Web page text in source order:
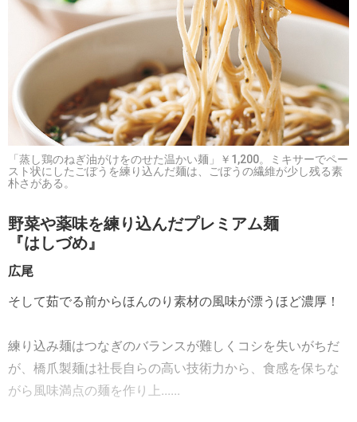
「蒸し鶏のねぎ油がけをのせた温かい麺」￥1,200。ミキサーでペー
スト状にしたごぼうを練り込んだ麺は、ごぼうの繊維が少し残る素
朴さがある。
野菜や薬味を練り込んだプレミアム麺
『はしづめ』
広尾
そして茹でる前からほんのり素材の風味が漂うほど濃厚！
練り込み麺はつなぎのバランスが難しくコシを失いがちだ
が、橋爪製麺は社長自らの高い技術力から、食感を保ちな
がら風味満点の麺を作り上......